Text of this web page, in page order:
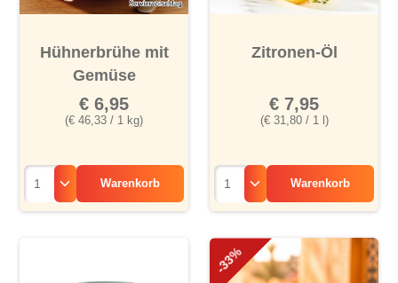
Hühnerbrühe mit
Gemüse
(€ 46,33 / 1 kg)
€ 6,95
Warenkorb
Zitronen-Öl
(€ 31,80 / 1 l)
€ 7,95
Warenkorb
-33%